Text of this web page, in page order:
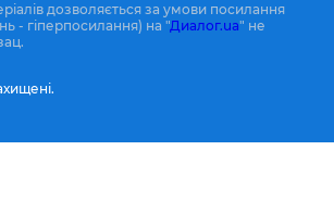
дозволяється за умови посилання
- гіперпосилання) на "Диалог.ua" не